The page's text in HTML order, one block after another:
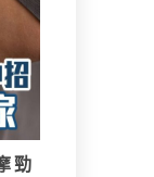
勁